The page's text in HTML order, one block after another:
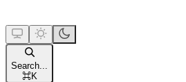
Search...
⌘K